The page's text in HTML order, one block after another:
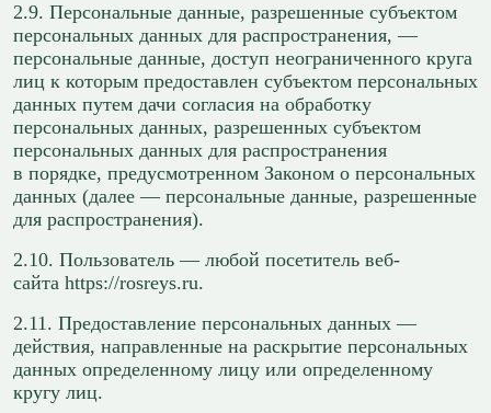
2.9. Персональные данные, разрешенные субъектом
персональных данных для распространения, —
персональные данные, доступ неограниченного круга
лиц к которым предоставлен субъектом персональных
данных путем дачи согласия на обработку
персональных данных, разрешенных субъектом
персональных данных для распространения
в порядке, предусмотренном Законом о персональных
данных (далее — персональные данные, разрешенные
для распространения).
2.10. Пользователь — любой посетитель веб-
сайта https://rosreys.ru.
2.11. Предоставление персональных данных —
действия, направленные на раскрытие персональных
данных определенному лицу или определенному
кругу лиц.